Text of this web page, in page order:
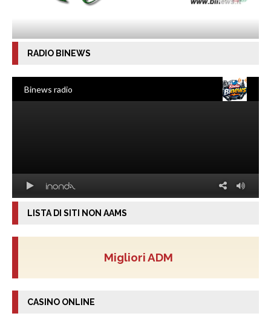
RADIO BINEWS
LISTA DI SITI NON AAMS
Migliori ADM
CASINO ONLINE